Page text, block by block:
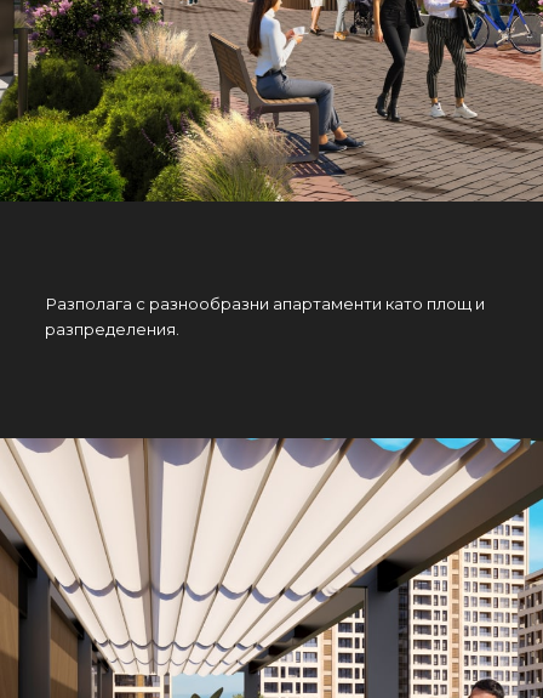
Разполага с разнообразни апартаменти като площ и
разпределения.